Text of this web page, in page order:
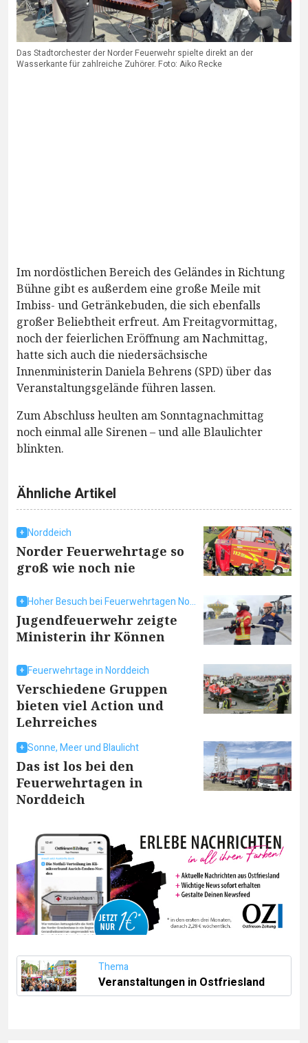
Das Stadtorchester der Norder Feuerwehr spielte direkt an der
Wasserkante für zahlreiche Zuhörer. Foto: Aiko Recke
Im nordöstlichen Bereich des Geländes in Richtung
Bühne gibt es außerdem eine große Meile mit
Imbiss- und Getränkebuden, die sich ebenfalls
großer Beliebtheit erfreut. Am Freitagvormittag,
noch der feierlichen Eröffnung am Nachmittag,
hatte sich auch die niedersächsische
Innenministerin Daniela Behrens (SPD) über das
Veranstaltungsgelände führen lassen.
Zum Abschluss heulten am Sonntagnachmittag
noch einmal alle Sirenen – und alle Blaulichter
blinkten.
Ähnliche Artikel
Norddeich
Norder Feuerwehrtage so
groß wie noch nie
Hoher Besuch bei Feuerwehrtagen Norddeich
Jugendfeuerwehr zeigte
Ministerin ihr Können
Feuerwehrtage in Norddeich
Verschiedene Gruppen
bieten viel Action und
Lehrreiches
Sonne, Meer und Blaulicht
Das ist los bei den
Feuerwehrtagen in
Norddeich
Thema
Veranstaltungen in Ostfriesland